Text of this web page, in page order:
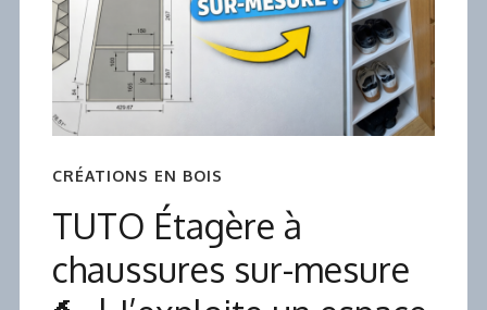
CRÉATIONS EN BOIS
TUTO Étagère à
chaussures sur-mesure